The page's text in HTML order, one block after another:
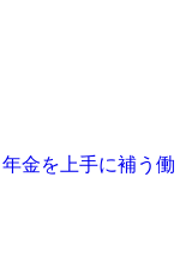
金を上手に補う働